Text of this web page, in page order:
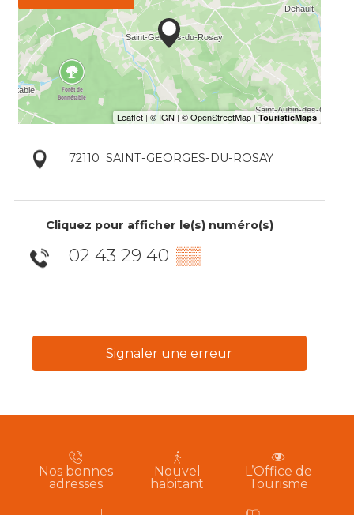
72110 SAINT-GEORGES-DU-ROSAY
Cliquez pour afficher le(s) numéro(s)
02 43 29 40 ▒▒
Signaler une erreur
Nos bonnes
adresses
Nouvel
habitant
L’Office de
Tourisme